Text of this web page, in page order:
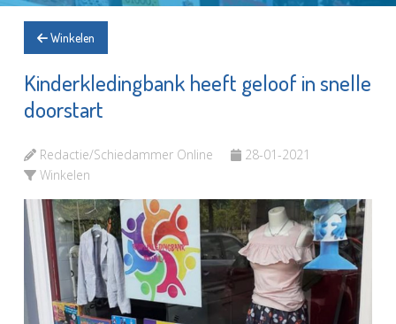
Winkelen
Kinderkledingbank heeft geloof in snelle
doorstart
Redactie/Schiedammer Online
28-01-2021
Winkelen